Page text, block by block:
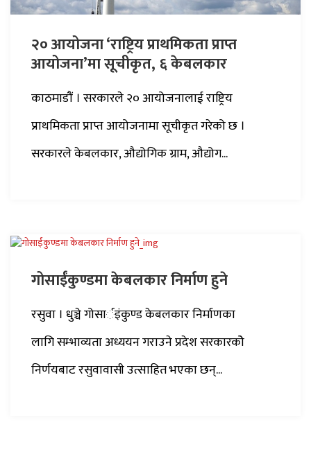
२० आयोजना ‘राष्ट्रिय प्राथमिकता प्राप्त
आयोजना’मा सूचीकृत, ६ केबलकार
काठमाडौं । सरकारले २० आयोजनालाई राष्ट्रिय
प्राथमिकता प्राप्त आयोजनामा सूचीकृत गरेको छ ।
सरकारले केबलकार, औद्योगिक ग्राम, औद्योग...
गोसाईंकुण्डमा केबलकार निर्माण हुने
रसुवा । धुञ्चे गोसार्इंकुण्ड केबलकार निर्माणका
लागि सम्भाव्यता अध्ययन गराउने प्रदेश सरकारकोे
निर्णयबाट रसुवावासी उत्साहित भएका छन्...